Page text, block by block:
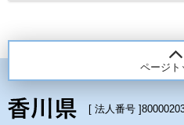
ページト
[ 法人番号 ]